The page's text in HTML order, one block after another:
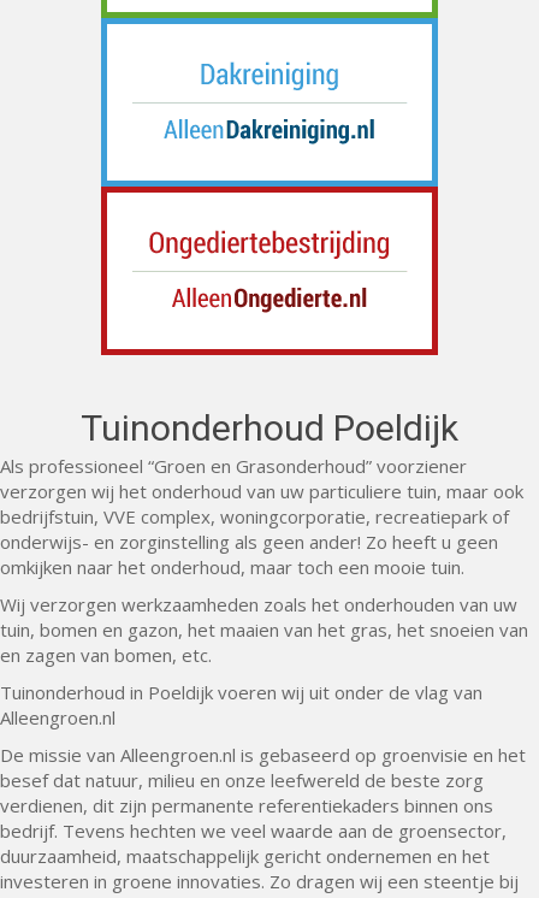
Tuinonderhoud Poeldijk
Als professioneel “Groen en Grasonderhoud” voorziener
verzorgen wij het onderhoud van uw particuliere tuin, maar ook
bedrijfstuin, VVE complex, woningcorporatie, recreatiepark of
onderwijs- en zorginstelling als geen ander! Zo heeft u geen
omkijken naar het onderhoud, maar toch een mooie tuin.
Wij verzorgen werkzaamheden zoals het onderhouden van uw
tuin, bomen en gazon, het maaien van het gras, het snoeien van
en zagen van bomen, etc.
Tuinonderhoud in Poeldijk voeren wij uit onder de vlag van
Alleengroen.nl
De missie van Alleengroen.nl is gebaseerd op groenvisie en het
besef dat natuur, milieu en onze leefwereld de beste zorg
verdienen, dit zijn permanente referentiekaders binnen ons
bedrijf. Tevens hechten we veel waarde aan de groensector,
duurzaamheid, maatschappelijk gericht ondernemen en het
investeren in groene innovaties. Zo dragen wij een steentje bij